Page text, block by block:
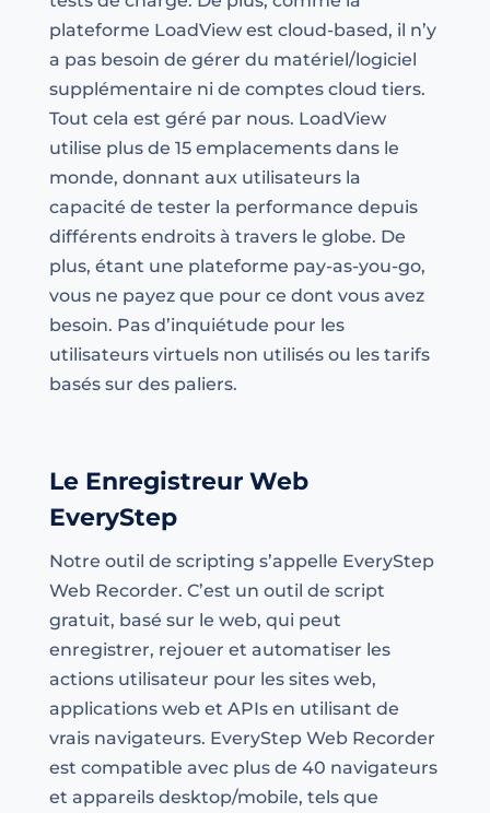
plateforme LoadView est cloud-based, il n’y
a pas besoin de gérer du matériel/logiciel
supplémentaire ni de comptes cloud tiers.
Tout cela est géré par nous. LoadView
utilise plus de 15 emplacements dans le
monde, donnant aux utilisateurs la
capacité de tester la performance depuis
différents endroits à travers le globe. De
plus, étant une plateforme pay-as-you-go,
vous ne payez que pour ce dont vous avez
besoin. Pas d’inquiétude pour les
utilisateurs virtuels non utilisés ou les tarifs
basés sur des paliers.
Le Enregistreur Web
EveryStep
Notre outil de scripting s’appelle EveryStep
Web Recorder. C’est un outil de script
gratuit, basé sur le web, qui peut
enregistrer, rejouer et automatiser les
actions utilisateur pour les sites web,
applications web et APIs en utilisant de
vrais navigateurs. EveryStep Web Recorder
est compatible avec plus de 40 navigateurs
et appareils desktop/mobile, tels que